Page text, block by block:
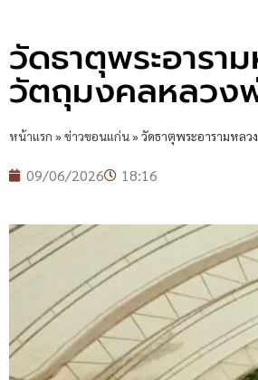
วัดธาตุพระอาร
วัตถุมงคลหลวง
หน้าแรก »ข่าวขอนแก่น»วัดธาตุพระอารามหล
09/06/2026 18:16